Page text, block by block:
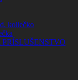
koliečko